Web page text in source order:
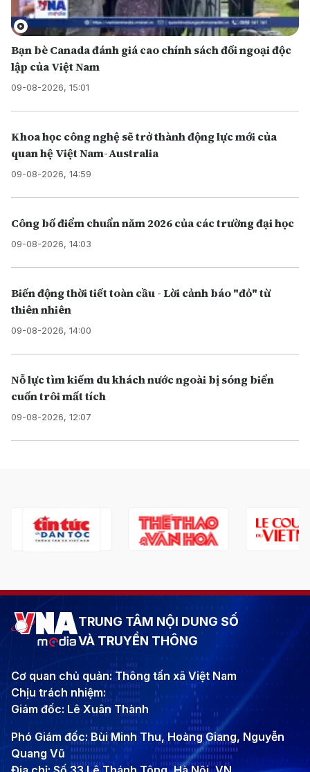
Bạn bè Canada đánh giá cao chính sách đối ngoại độc
lập của Việt Nam
09-08-2026, 15:01
Khoa học công nghệ sẽ trở thành động lực mới của
quan hệ Việt Nam-Australia
09-08-2026, 14:59
Công bố điểm chuẩn năm 2026 của các trường đại học
09-08-2026, 14:03
Biến động thời tiết toàn cầu - Lời cảnh báo "đỏ" từ
thiên nhiên
09-08-2026, 14:00
Nỗ lực tìm kiếm du khách nước ngoài bị sóng biển
cuốn trôi mất tích
09-08-2026, 12:07
TRUNG TÂM NỘI DUNG SỐ
VÀ TRUYỀN THÔNG
Cơ quan chủ quản: Thông tấn xã Việt Nam
Chịu trách nhiệm:
Giám đốc: Lê Xuân Thành
Phó Giám đốc: Bùi Minh Thu, Hoàng Giang, Nguyễn
Quang Vũ